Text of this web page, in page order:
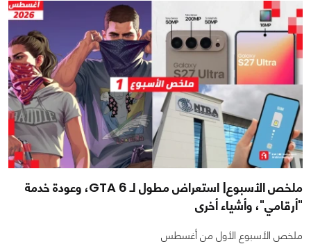
ملخص الأسبوع| استعراض مطول لـ GTA 6، وعودة خدمة
"أرقامي"، وأشياء أخرى
ملخص الأسبوع الأول من أغسطس